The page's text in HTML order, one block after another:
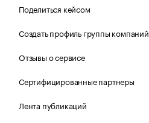
Поделиться кейсом
Создать профиль группы компаний
Отзывы о сервисе
Сертифицированные партнеры
Лента публикаций